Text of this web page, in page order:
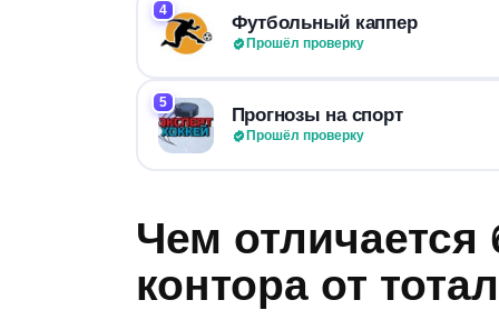
4
Футбольный каппер
Прошёл проверку
5
Прогнозы на спорт
Прошёл проверку
Чем отличается
контора от